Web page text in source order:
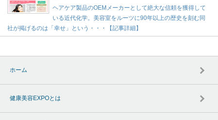
ヘアケア製品のOEMメーカーとして絶大な信頼を獲得して
いる近代化学。美容室をルーツに90年以上の歴史を刻む同
社が掲げるのは「幸せ」という・・・【記事詳細】
ホーム
健康美容EXPOとは